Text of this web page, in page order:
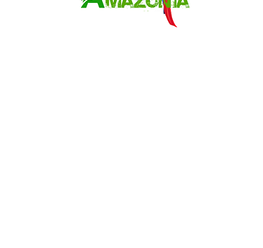
mantenía relacion de «noviazgo»
con una menor de10 años en